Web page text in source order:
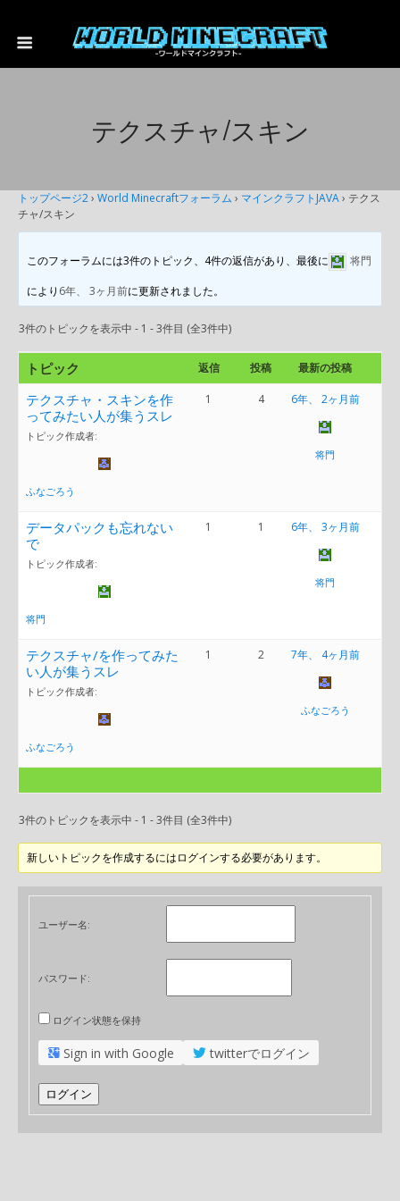
テクスチャ/スキン
トップページ2› World Minecraftフォーラム › マインクラフトJAVA› テクス
チャ/スキン
このフォーラムには3件のトピック、4件の返信があり、最後に
将門
により 6年、 3ヶ月前に更新されました。
3件のトピックを表示中 - 1 - 3件目 (全3件中)
トピック 返信 投稿 最新の投稿
テクスチャ・スキンを作
ってみたい人が集うスレ
トピック作成者:
ふなごろう
1 4 6年、 2ヶ月前
将門
データパックも忘れない
で
トピック作成者:
将門
1 1 6年、 3ヶ月前
将門
テクスチャ/を作ってみた
い人が集うスレ
トピック作成者:
ふなごろう
1 2 7年、 4ヶ月前
ふなごろう
3件のトピックを表示中 - 1 - 3件目 (全3件中)
新しいトピックを作成するにはログインする必要があります。
ユーザー名:
パスワード:
ログイン状態を保持
Sign in with Google twitterでログイン
ログイン